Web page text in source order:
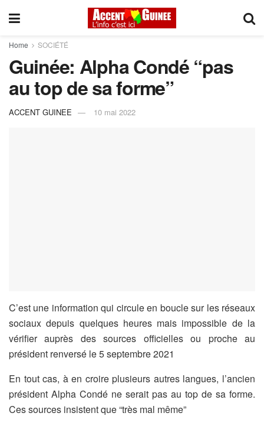
Home SOCIÉTÉ
Guinée: Alpha Condé “pas
au top de sa forme”
ACCENT GUINEE 10 mai 2022
C’est une information qui circule en boucle sur les réseaux
sociaux depuis quelques heures mais impossible de la
vérifier auprès des sources officielles ou proche au
président renversé le 5 septembre 2021
En tout cas, à en croire plusieurs autres langues, l’ancien
président Alpha Condé ne serait pas au top de sa forme.
Ces sources insistent que “très mal même”